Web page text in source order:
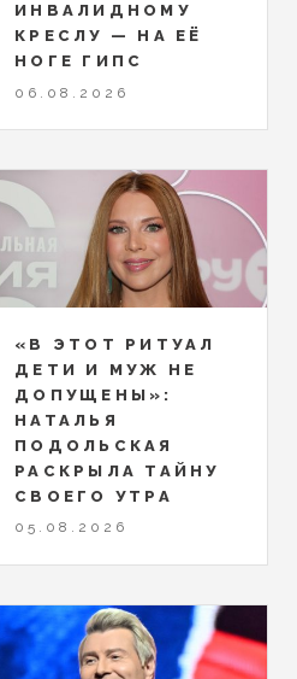
ИНВАЛИДНОМУ
КРЕСЛУ — НА ЕЁ
НОГЕ ГИПС
06.08.2026
«В ЭТОТ РИТУАЛ
ДЕТИ И МУЖ НЕ
ДОПУЩЕНЫ»:
НАТАЛЬЯ
ПОДОЛЬСКАЯ
РАСКРЫЛА ТАЙНУ
СВОЕГО УТРА
05.08.2026